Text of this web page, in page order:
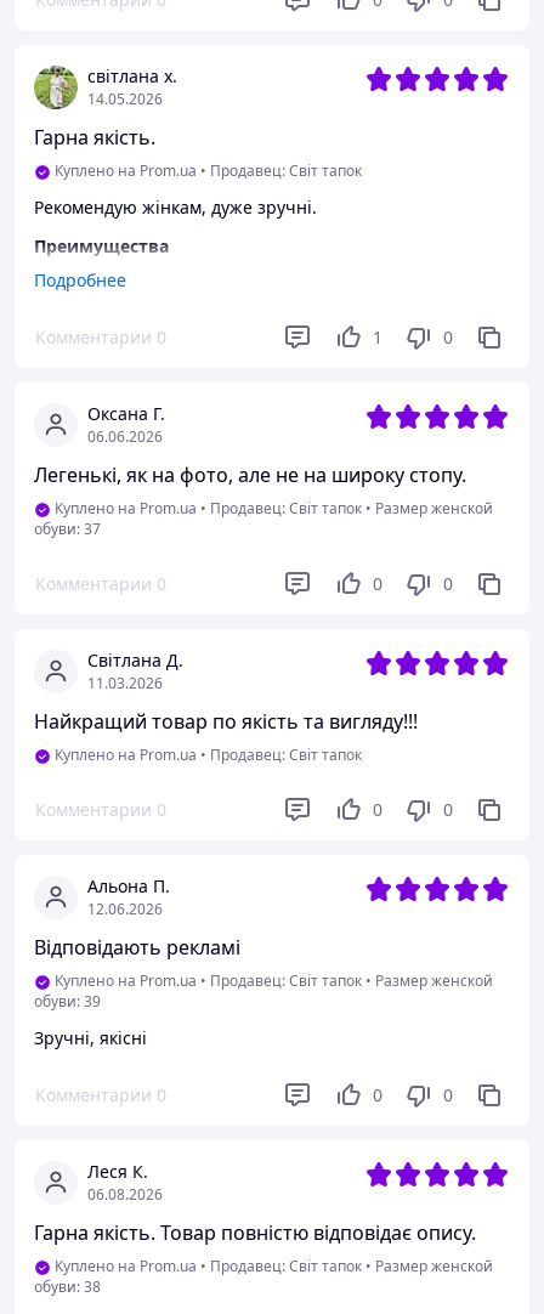
світлана х.
14.05.2026
Гарна якість.
Куплено на Prom.ua • Продавец: Світ тапок
Рекомендую жінкам, дуже зручні.
Преимущества
Ортопедична усттілка
Немає.
Подробнее
Комментарии 0 1 0
Оксана Г.
06.06.2026
Легенькі, як на фото, але не на широку стопу.
Куплено на Prom.ua • Продавец: Світ тапок • Размер женской
обуви: 37
Комментарии 0 0 0
Світлана Д.
11.03.2026
Найкращий товар по якість та вигляду!!!
Куплено на Prom.ua • Продавец: Світ тапок
Комментарии 0 0 0
Альона П.
12.06.2026
Відповідають рекламі
Куплено на Prom.ua • Продавец: Світ тапок • Размер женской
обуви: 39
Зручні, якісні
Комментарии 0 0 0
Леся К.
06.08.2026
Гарна якість. Товар повністю відповідає опису.
Куплено на Prom.ua • Продавец: Світ тапок • Размер женской
обуви: 38